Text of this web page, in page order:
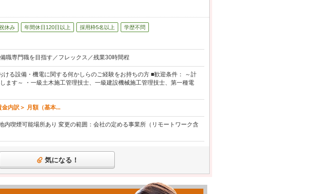
休み 年間休日120日以上 採用枠5名以上 学歴不問
職専門職を目指す／フレックス／残業30時間程
る設備・機電に関する何かしらのご経験をお持ちの方 ■歓迎条件： ～計
ます～ ・一級土木施工管理技士、一級建設機械施工管理技士、第一種電
内訳＞ 月額（基本...
内喫煙可能場所あり 変更の範囲：会社の定める事業所（リモートワーク含
気になる！